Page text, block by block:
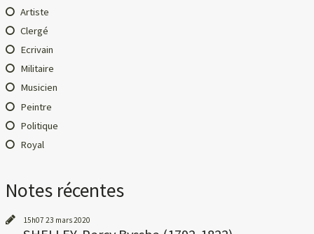
Artiste
Clergé
Ecrivain
Militaire
Musicien
Peintre
Politique
Royal
Notes récentes
15h07 23 mars 2020